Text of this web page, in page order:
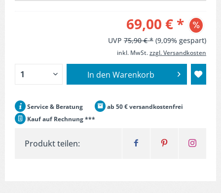
69,00 € *
UVP 75,90 € * (9,09% gespart)
inkl. MwSt.zzgl. Versandkosten
In den Warenkorb
Service & Beratung
ab 50 € versandkostenfrei
Kauf auf Rechnung ***
Produkt teilen: